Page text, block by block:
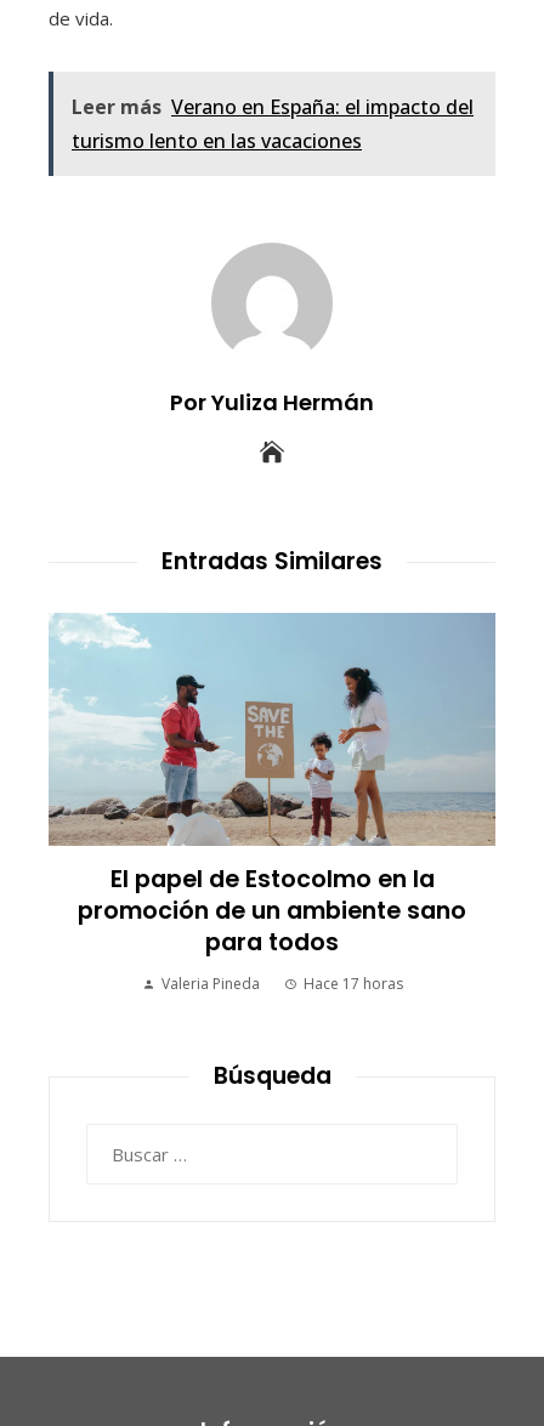
de vida.
Leer más Verano en España: el impacto del
turismo lento en las vacaciones
Por Yuliza Hermán
Entradas Similares
Análisis de casos de éxito en RSE que
impulsan diversidad y compras
responsables en empresas
estadounidenses
Búsqueda